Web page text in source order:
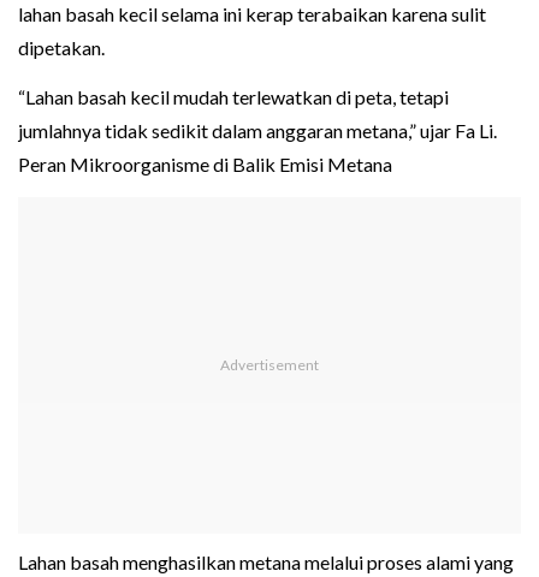
lahan basah kecil selama ini kerap terabaikan karena sulit
dipetakan.
“Lahan basah kecil mudah terlewatkan di peta, tetapi
jumlahnya tidak sedikit dalam anggaran metana,” ujar Fa Li.
Peran Mikroorganisme di Balik Emisi Metana
Lahan basah menghasilkan metana melalui proses alami yang